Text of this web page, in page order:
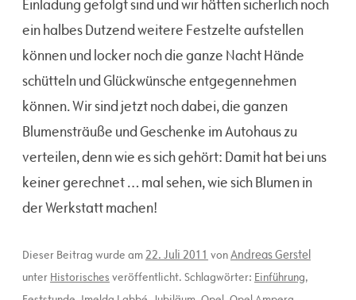
Einladung gefolgt sind und wir hätten sicherlich noch
ein halbes Dutzend weitere Festzelte aufstellen
können und locker noch die ganze Nacht Hände
schütteln und Glückwünsche entgegennehmen
können. Wir sind jetzt noch dabei, die ganzen
Blumensträuße und Geschenke im Autohaus zu
verteilen, denn wie es sich gehört: Damit hat bei uns
keiner gerechnet … mal sehen, wie sich Blumen in
der Werkstatt machen!
Dieser Beitrag wurde am22. Juli 2011 vonAndreas Gerstel
unter Historisches veröffentlicht. Schlagwörter: Einführung,